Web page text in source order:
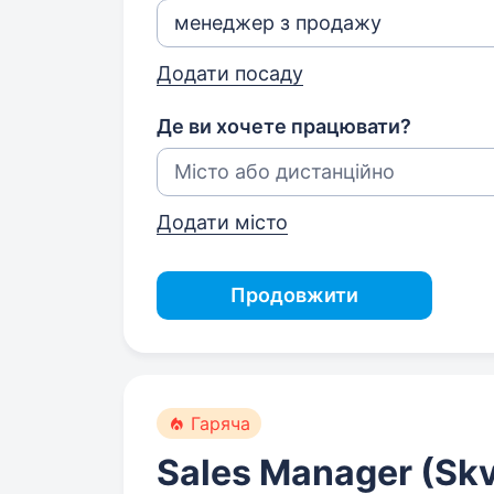
Додати посаду
Де ви хочете працювати?
Додати місто
Продовжити
Гаряча
Sales Manager